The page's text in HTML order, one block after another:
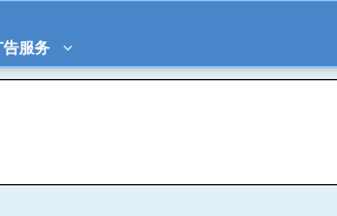
告服务